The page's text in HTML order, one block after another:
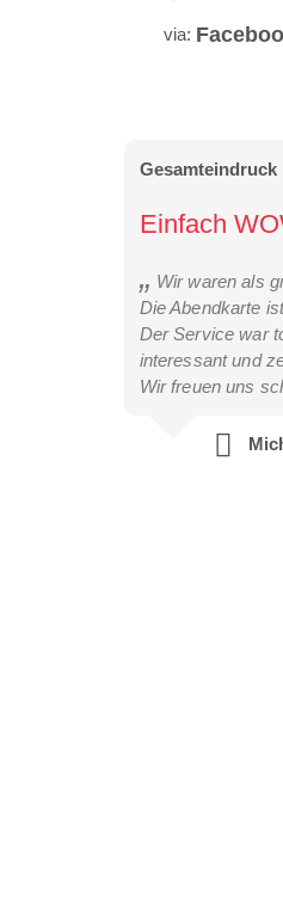
via:
Gesamteindruck
Einfach
Wir waren als
Die Abendkarte
Der Service war
interessant und
Wir freuen uns